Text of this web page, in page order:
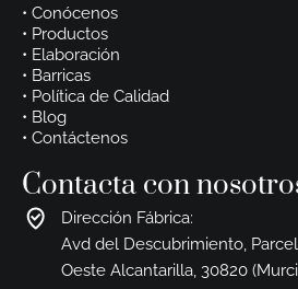
• Conócenos
• Productos
• Elaboración
• Barricas
• Política de Calidad
• Blog
• Contáctenos
Contacta con
Dirección Fábrica:
Avd del Descubrimiento,
Oeste Alcantarilla, 30820